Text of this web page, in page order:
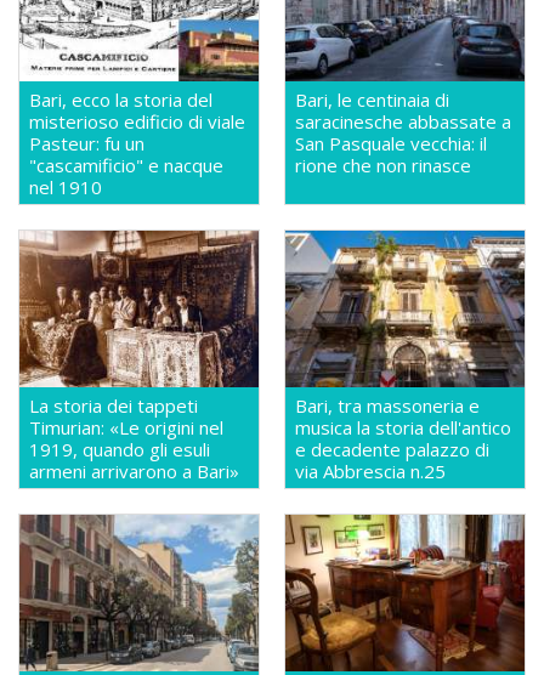
Bari, ecco la storia del
misterioso edificio di viale
Pasteur: fu un
"cascamificio" e nacque
nel 1910
Bari, le centinaia di
saracinesche abbassate a
San Pasquale vecchia: il
rione che non rinasce
La storia dei tappeti
Timurian: «Le origini nel
1919, quando gli esuli
armeni arrivarono a Bari»
Bari, tra massoneria e
musica la storia dell'antico
e decadente palazzo di
via Abbrescia n.25